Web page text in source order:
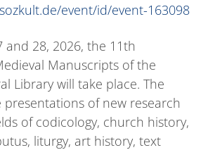
event/id/event-163098
and 28, 2026, the 11th
Manuscripts of the
Library will take place. The
presentations of new research
of codicology, church history,
liturgy, art history, text